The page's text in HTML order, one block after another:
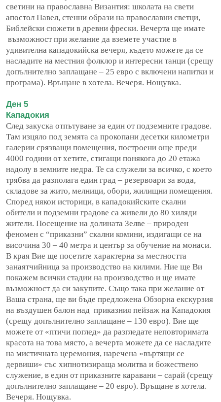
светини на православна Византия: школата на свети
апостол Павел, стенни образи на православни светци,
Библейски сюжети в древни фрески. Вечерта ще имате
възможност при желание да вземете участие в
удивителна кападокийска вечеря, където можете да се
насладите на местния фолклор и интересни танци (срещу
допълнително заплащане – 25 евро с включени напитки и
програма). Връщане в хотела. Вечеря. Нощувка.
Ден 5
Кападокия
След закуска отпътуване за един от подземните градове.
Там изцяло под земята са прокопани десетки километри
галерии срязващи помещения, построени още преди
4000 години от хетите, стигащи понякога до 20 етажа
надолу в земните недра. Те са служели за всичко, с което
трябва да разполага един град – резервоари за вода,
складове за жито, мелници, обори, жилищни помещения.
Според някои историци, в кападокийските скални
обители и подземни градове са живели до 80 хиляди
жители. Посещение на долината Зелве – природен
феномен с “приказни” скални комини, издигащи се на
височина 30 – 40 метра и център за обучение на монаси.
В края Вие ще посетите характерна за местността
занаятчийница за производство на килими. Ние ще Ви
покажем всички стадии на производство и ще имате
възможност да си закупите. Също така при желание от
Ваша страна, ще ви бъде предложена Обзорна екскурзия
на въздушен балон над приказния пейзаж на Кападокия
(срещу допълнително заплащане – 130 евро). Вие ще
можете от «птичи поглед» да разгледате неповторимата
красота на това място, а вечерта можете да се насладите
на мистичната церемония, наречена «въртящи се
дервиши» със хипнотизираща молитва и божествено
служение, в един от приказните каравани – сарай (срещу
допълнително заплащане – 20 евро). Връщане в хотела.
Вечеря. Нощувка.